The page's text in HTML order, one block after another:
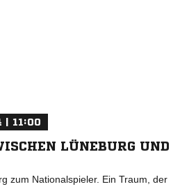
| 11:00
LÜNEBURG UND
zum Nationalspieler. Ein Traum, der